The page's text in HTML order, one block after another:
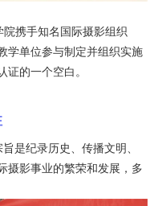
院携手知名国际摄影组织
单位参与制定并组织实施
证的一个空白。
是纪录历史、传播文明、
摄影事业的繁荣和发展，多